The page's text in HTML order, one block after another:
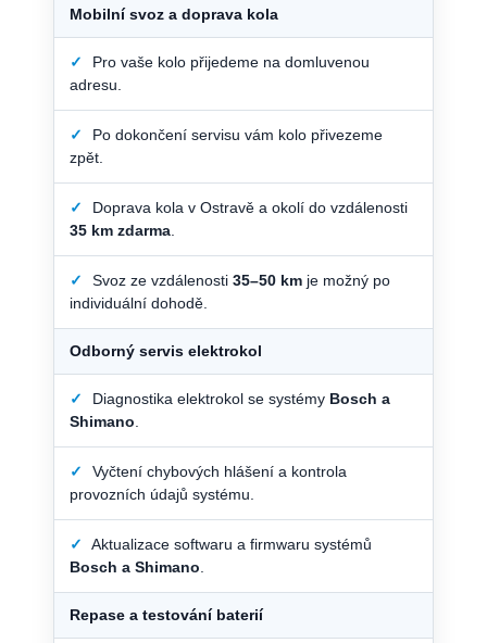
Mobilní svoz a doprava kola
✓
Pro vaše kolo přijedeme na domluvenou
adresu.
✓
Po dokončení servisu vám kolo přivezeme
zpět.
✓
Doprava kola v Ostravě a okolí do vzdálenosti
35 km zdarma
✓ Svoz ze vzdálenosti 35–50 km je možný po
individuální dohodě.
Odborný servis elektrokol
✓ Diagnostika elektrokol se systémy Bosch a
Shimano
✓
Vyčtení chybových hlášení a kontrola
provozních údajů systému.
✓
Aktualizace softwaru a firmwaru systémů
Bosch a Shimano
Repase a testování baterií